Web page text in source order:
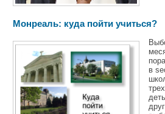
Монреаль: куда пойти учиться?
в